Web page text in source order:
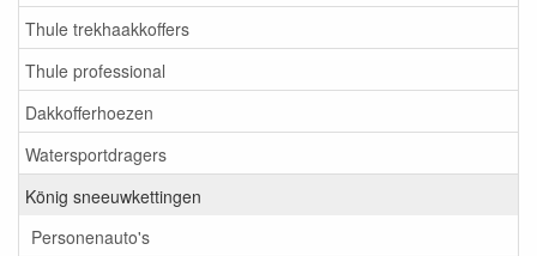
Thule trekhaakkoffers
Thule professional
Dakkofferhoezen
Watersportdragers
König sneeuwkettingen
Personenauto's